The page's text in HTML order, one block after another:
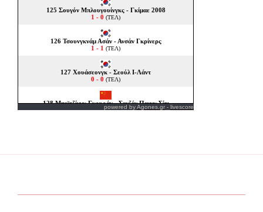
powered byAgones.gr - livescore